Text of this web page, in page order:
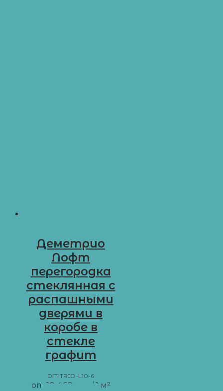
Деметрио
Лофт
перегородка
стеклянная с
распашными
дверями в
коробе в
стекле
графит
DMTRIO-L10-6
от 10 460
/ 1 м²